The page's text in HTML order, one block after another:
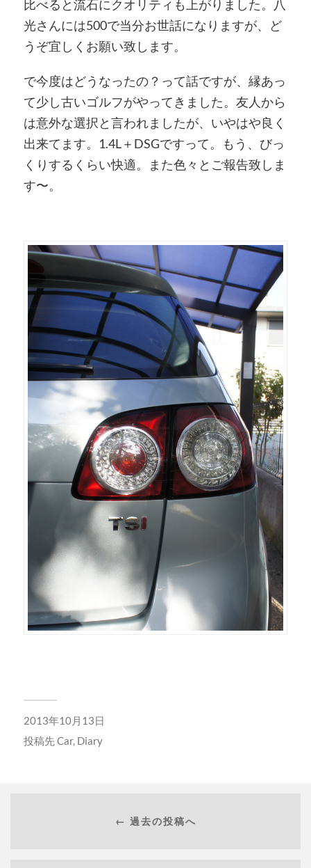
比べると流石にクオリティも上がりました。八
光さんには500で当分お世話になりますが、ど
うぞ宜しくお願い致します。
で今度はどうなったの？って話ですが、縁あっ
て少し古いゴルフがやってきました。友人から
は意外な選択と言われましたが、いやはや良く
出来てます。1.4L＋DSGですって。もう、びっ
くりするくらい快適。また色々とご報告致しま
す〜。
2013年10月13日
投稿先Car, Diary
← 過去の投稿へ